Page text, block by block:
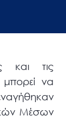
και τις
μπορεί να
Μέσων